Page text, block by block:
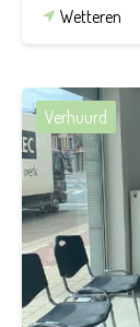
Wetteren
Verhuurd